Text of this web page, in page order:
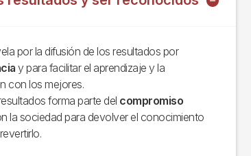
por la difusión de los resultados por
y para facilitar el aprendizaje y la
con los mejores.
forma parte del compromiso
la sociedad para devolver el conocimiento